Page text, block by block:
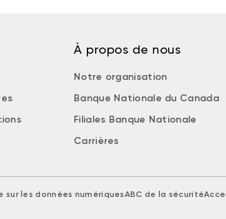
À propos de nous
Notre organisation
Banque Nationale du Canada
Filiales Banque Nationale
Carrières
sur les données numériquesABC de la sécurité